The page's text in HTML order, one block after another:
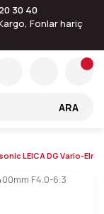
30 40
Fonlar hariç
ARA
LEICA DG Vario-